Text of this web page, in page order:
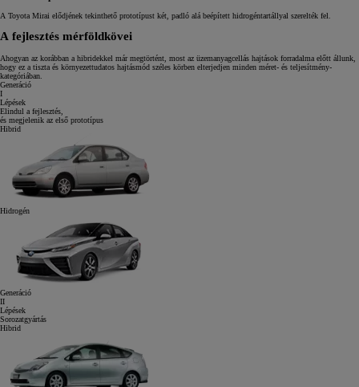
A Toyota Mirai elődjének tekinthető prototípust két, padló alá beépített hidrogéntartállyal szerelték fel.
A fejlesztés mérföldkövei
Ahogyan az korábban a hibridekkel már megtörtént, most az üzemanyagcellás hajtások forradalma előtt állunk,
hogy ez a tiszta és környezettudatos hajtásmód széles körben elterjedjen minden méret- és teljesítmény-
kategóriában.
Generáció
I
Lépések
Elindul a fejlesztés,
és megjelenik az első prototípus
Hibrid
Hidrogén
Generáció
II
Lépések
Sorozatgyártás
Hibrid